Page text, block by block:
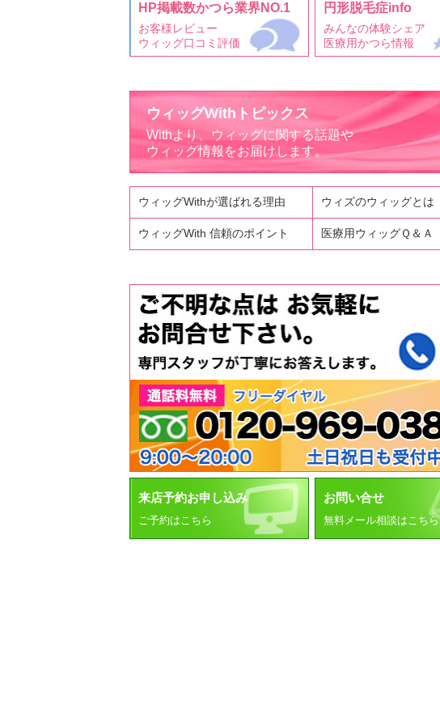
HP掲載数かつら業界NO.1
お客様レビュー
ウィッグ口コミ評価
円形脱毛症info
みんなの体験シェア
医療用かつら情報
ウィッグWithトピックス
Withより、ウィッグに関する話題や
ウィッグ情報をお届けします。
ウィッグWithが選ばれる理由 ウィズのウィッグとは
ウィッグWith 信頼のポイント 医療用ウィッグＱ＆Ａ
来店予約お申し込み
ご予約はこちら
お問い合せ
無料メール相談はこちら